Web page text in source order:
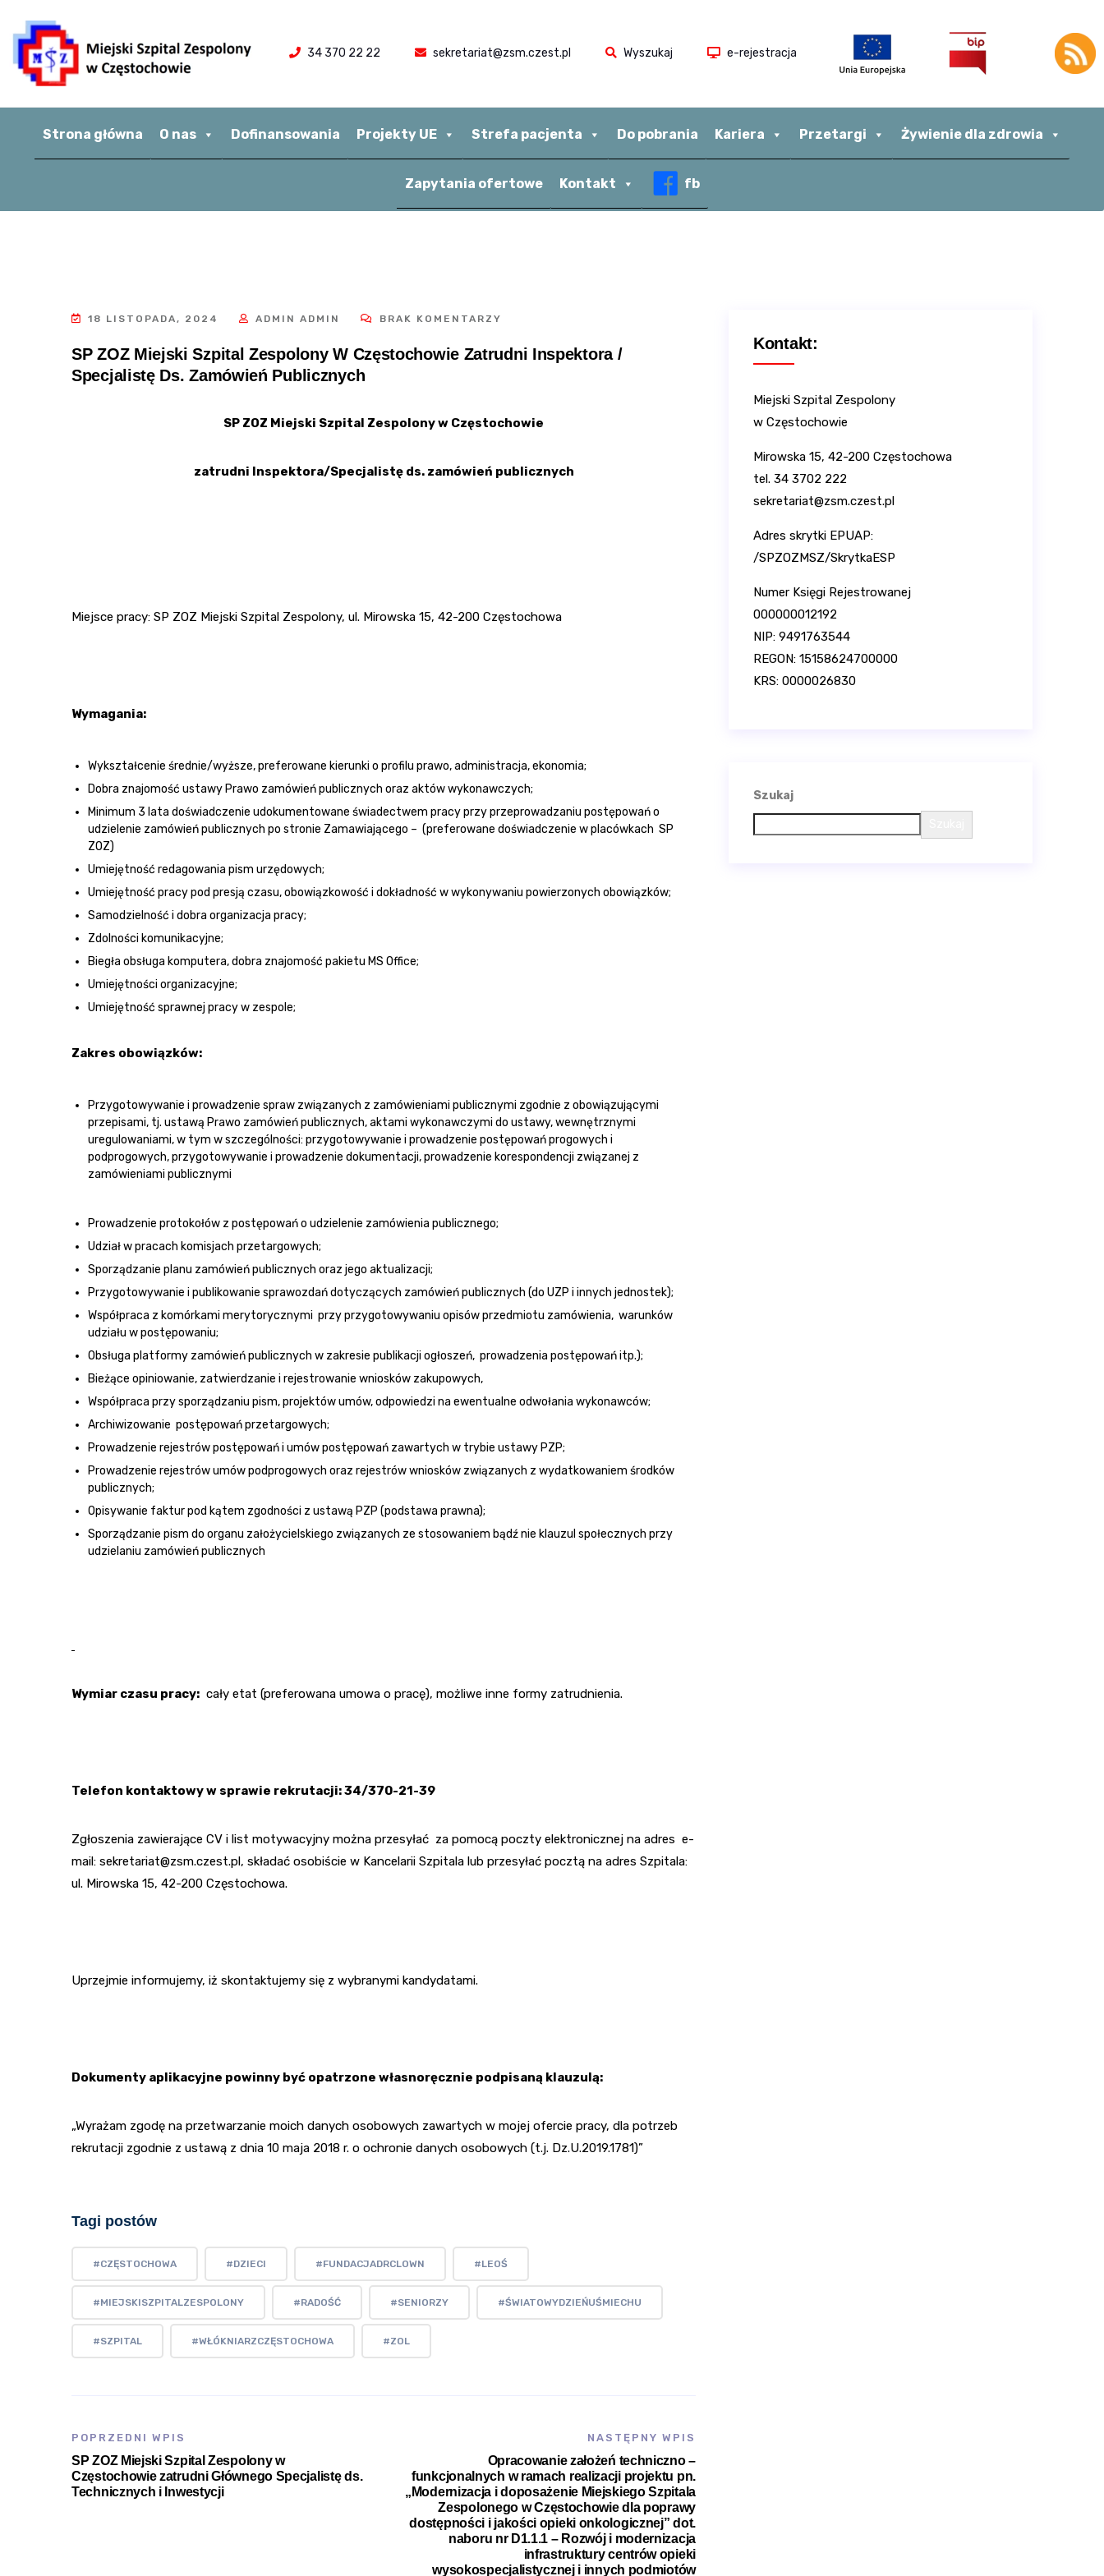
34 370 22 22 sekretariat@zsm.czest.pl Wyszukaj e-rejestracja
Strona główna O nas Dofinansowania Projekty UE Strefa pacjenta Do pobrania Kariera Przetargi Żywienie dla zdrowia
Zapytania ofertowe Kontakt fb
18 LISTOPADA, 2024 ADMIN ADMIN BRAK KOMENTARZY
SP ZOZ Miejski Szpital Zespolony W Częstochowie Zatrudni Inspektora /
Specjalistę Ds. Zamówień Publicznych
SP ZOZ Miejski Szpital Zespolony w Częstochowie
zatrudni Inspektora/Specjalistę ds. zamówień publicznych
Miejsce pracy: SP ZOZ Miejski Szpital Zespolony, ul. Mirowska 15, 42-200 Częstochowa
Wymagania:
Wykształcenie średnie/wyższe, preferowane kierunki o profilu prawo, administracja, ekonomia;
Dobra znajomość ustawy Prawo zamówień publicznych oraz aktów wykonawczych;
Minimum 3 lata doświadczenie udokumentowane świadectwem pracy przy przeprowadzaniu postępowań o
udzielenie zamówień publicznych po stronie Zamawiającego – (preferowane doświadczenie w placówkach SP
ZOZ)
Umiejętność redagowania pism urzędowych;
Umiejętność pracy pod presją czasu, obowiązkowość i dokładność w wykonywaniu powierzonych obowiązków;
Samodzielność i dobra organizacja pracy;
Zdolności komunikacyjne;
Biegła obsługa komputera, dobra znajomość pakietu MS Office;
Umiejętności organizacyjne;
Umiejętność sprawnej pracy w zespole;
Zakres obowiązków:
Przygotowywanie i prowadzenie spraw związanych z zamówieniami publicznymi zgodnie z obowiązującymi
przepisami, tj. ustawą Prawo zamówień publicznych, aktami wykonawczymi do ustawy, wewnętrznymi
uregulowaniami, w tym w szczególności: przygotowywanie i prowadzenie postępowań progowych i
podprogowych, przygotowywanie i prowadzenie dokumentacji, prowadzenie korespondencji związanej z
zamówieniami publicznymi
Prowadzenie protokołów z postępowań o udzielenie zamówienia publicznego;
Udział w pracach komisjach przetargowych;
Sporządzanie planu zamówień publicznych oraz jego aktualizacji;
Przygotowywanie i publikowanie sprawozdań dotyczących zamówień publicznych (do UZP i innych jednostek);
Współpraca z komórkami merytorycznymi przy przygotowywaniu opisów przedmiotu zamówienia, warunków
udziału w postępowaniu;
Obsługa platformy zamówień publicznych w zakresie publikacji ogłoszeń, prowadzenia postępowań itp.);
Bieżące opiniowanie, zatwierdzanie i rejestrowanie wniosków zakupowych,
Współpraca przy sporządzaniu pism, projektów umów, odpowiedzi na ewentualne odwołania wykonawców;
Archiwizowanie postępowań przetargowych;
Prowadzenie rejestrów postępowań i umów postępowań zawartych w trybie ustawy PZP;
Prowadzenie rejestrów umów podprogowych oraz rejestrów wniosków związanych z wydatkowaniem środków
publicznych;
Opisywanie faktur pod kątem zgodności z ustawą PZP (podstawa prawna);
Sporządzanie pism do organu założycielskiego związanych ze stosowaniem bądź nie klauzul społecznych przy
udzielaniu zamówień publicznych
Wymiar czasu pracy: cały etat (preferowana umowa o pracę), możliwe inne formy zatrudnienia.
Telefon kontaktowy w sprawie rekrutacji: 34/370-21-39
Zgłoszenia zawierające CV i list motywacyjny można przesyłać za pomocą poczty elektronicznej na adres e-
mail: sekretariat@zsm.czest.pl, składać osobiście w Kancelarii Szpitala lub przesyłać pocztą na adres Szpitala:
ul. Mirowska 15, 42-200 Częstochowa.
Uprzejmie informujemy, iż skontaktujemy się z wybranymi kandydatami.
Dokumenty aplikacyjne powinny być opatrzone własnoręcznie podpisaną klauzulą:
„Wyrażam zgodę na przetwarzanie moich danych osobowych zawartych w mojej ofercie pracy, dla potrzeb
rekrutacji zgodnie z ustawą z dnia 10 maja 2018 r. o ochronie danych osobowych (t.j. Dz.U.2019.1781)”
Tagi postów
#CZĘSTOCHOWA #DZIECI #FUNDACJADRCLOWN #LEOŚ
#MIEJSKISZPITALZESPOLONY #RADOŚĆ #SENIORZY #ŚWIATOWYDZIEŃUŚMIECHU
#SZPITAL #WŁÓKNIARZCZĘSTOCHOWA #ZOL
POPRZEDNI WPIS
SP ZOZ Miejski Szpital Zespolony w
Częstochowie zatrudni Głównego Specjalistę ds.
Technicznych i Inwestycji
NASTĘPNY WPIS
Opracowanie założeń techniczno –
funkcjonalnych w ramach realizacji projektu pn.
„Modernizacja i doposażenie Miejskiego Szpitala
Zespolonego w Częstochowie dla poprawy
dostępności i jakości opieki onkologicznej” dot.
naboru nr D1.1.1 – Rozwój i modernizacja
infrastruktury centrów opieki
wysokospecjalistycznej i innych podmiotów
Kontakt:
Miejski Szpital Zespolony
w Częstochowie
Mirowska 15, 42-200 Częstochowa
tel. 34 3702 222
sekretariat@zsm.czest.pl
Adres skrytki EPUAP:
/SPZOZMSZ/SkrytkaESP
Numer Księgi Rejestrowanej
000000012192
NIP: 9491763544
REGON: 15158624700000
KRS: 0000026830
Szukaj